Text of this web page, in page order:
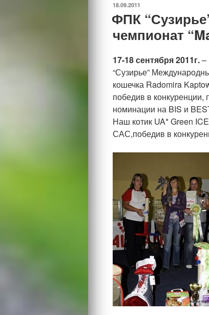
ОПУБЛИКОВАНО
18.09.2011
ФПК
чемпионат
17-18 сентября 2011г.–
“Сузирье”
кошечка Radomira
победив в
номинации на BIS и
Наш котик UA* Green
САС,победив в